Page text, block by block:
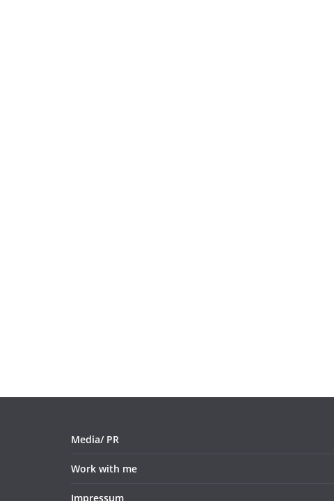
Media/ PR
Work with me
Impressum